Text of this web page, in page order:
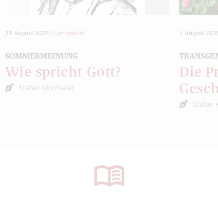
31. August 2026 Spiritualität
SOMMERMEINUNG
Wie spricht Gott?
Stefan Kronthaler
7. August
Die
Stefan